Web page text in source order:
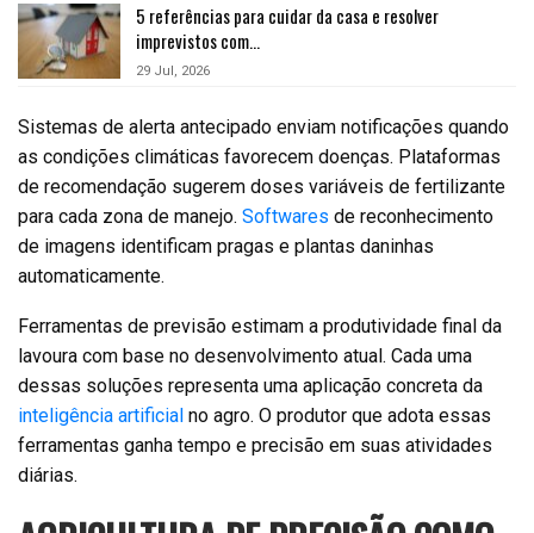
5 referências para cuidar da casa e resolver
imprevistos com…
29 Jul, 2026
Sistemas de alerta antecipado enviam notificações quando
as condições climáticas favorecem doenças. Plataformas
de recomendação sugerem doses variáveis de fertilizante
para cada zona de manejo. Softwares de reconhecimento
de imagens identificam pragas e plantas daninhas
automaticamente.
Ferramentas de previsão estimam a produtividade final da
lavoura com base no desenvolvimento atual. Cada uma
dessas soluções representa uma aplicação concreta da
inteligência artificial no agro. O produtor que adota essas
ferramentas ganha tempo e precisão em suas atividades
diárias.